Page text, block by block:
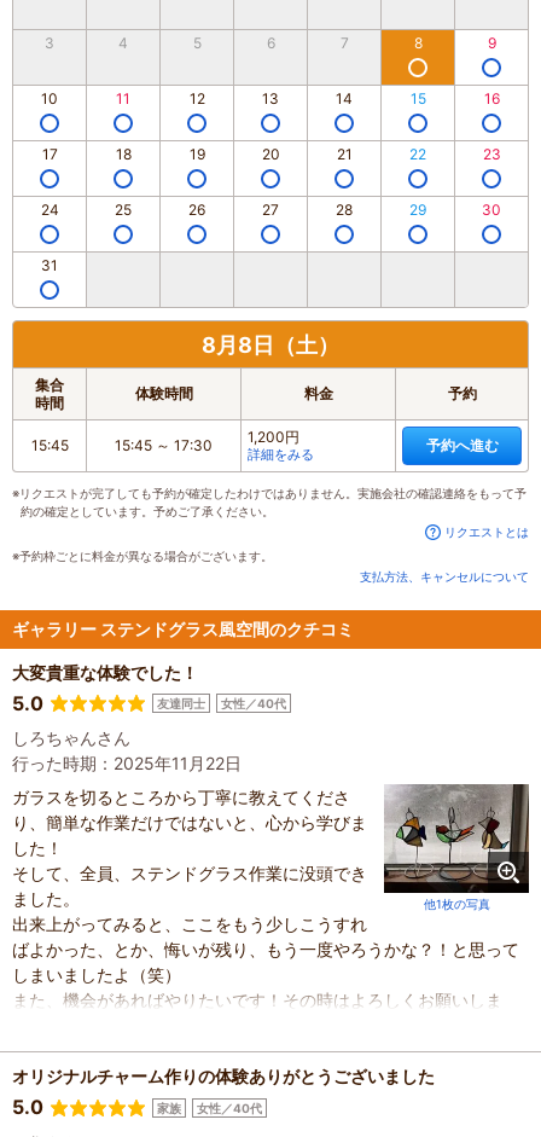
3 4 5 6 7 8 9
10 11 12 13 14 15 16
17 18 19 20 21 22 23
24 25 26 27 28 29 30
31
8月8日（土）
集合
時間
体験時間 料金 予約
15:45 15:45 ～ 17:30 1,200円
詳細をみる 予約へ進む
※リクエストが完了しても予約が確定したわけではありません。実施会社の確認連絡をもって予
約の確定としています。予めご了承ください。
リクエストとは
※予約枠ごとに料金が異なる場合がございます。
支払方法、キャンセルについて
ギャラリー ステンドグラス風空間のクチコミ
大変貴重な体験でした！
5.0 友達同士 女性／40代
しろちゃんさん
行った時期：2025年11月22日
他1枚の写真
ガラスを切るところから丁寧に教えてくださ
り、簡単な作業だけではないと、心から学びま
した！
そして、全員、ステンドグラス作業に没頭でき
ました。
出来上がってみると、ここをもう少しこうすれ
ばよかった、とか、悔いが残り、もう一度やろうかな？！と思って
しまいましたよ（笑）
また、機会があればやりたいです！その時はよろしくお願いしま
オリジナルチャーム作りの体験ありがとうございました
5.0 家族 女性／40代